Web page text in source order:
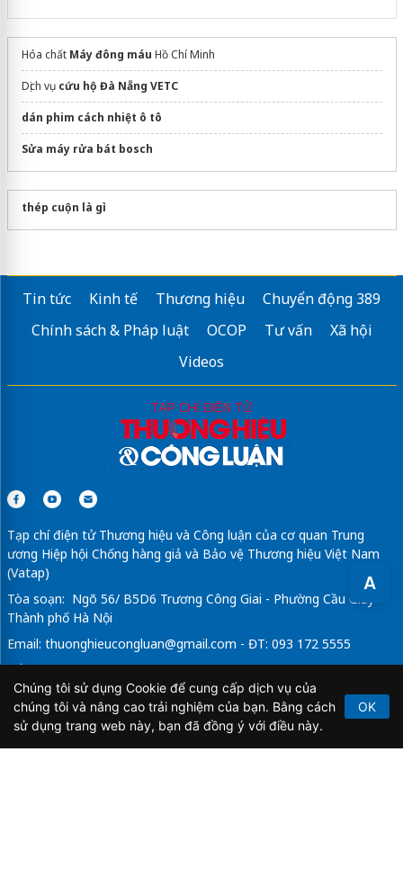
A
Hóa chất Máy đông máu Hồ Chí Minh
Dịch vụ cứu hộ Đà Nẵng VETC
dán phim cách nhiệt ô tô
Sửa máy rửa bát bosch
thép cuộn là gì
Tin tức Kinh tế Thương hiệu
Chuyển động 389
Chính sách & Pháp luật
OCOP Tư vấn
Xã hội
Videos
Tạp chí điện tử Thương hiệu và Công luận của cơ quan Trung
ương Hiệp hội Chống hàng giả và Bảo vệ Thương hiệu Việt Nam
(Vatap)
Tòa soạn: Ngõ 56/ B5D6 Trương Công Giai - Phường Cầu Giấy -
Thành phố Hà Nội
Email: thuonghieucongluan@gmail.com - ĐT: 093 172 5555
Tổng Biên Tập: Vũ Đức Thuận
Giấy phép hoạt động báo chí điện tử số 64/GP-BTTTT do Bộ
Thông tin và Truyền thông cấp ngày 21/2/2020.
Chúng tôi sử dụng Cookie để cung cấp dịch vụ của
chúng tôi và nâng cao trải nghiệm của bạn. Bằng cách
sử dụng trang web này, bạn đã đồng ý với điều này.
OK